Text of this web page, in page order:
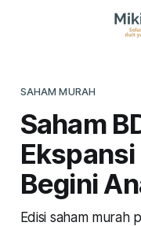
SAHAM MURAH
Saham
Begini
Edisi saham murah